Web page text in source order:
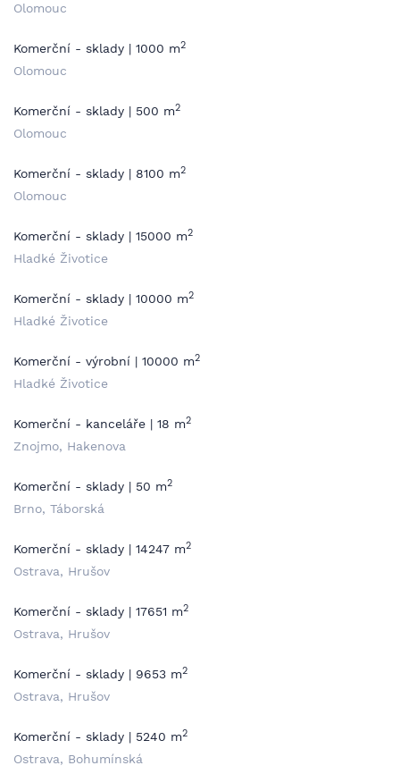
Olomouc
Komerční - sklady | 1000 m2
Olomouc
Komerční - sklady | 500 m2
Olomouc
Komerční - sklady | 8100 m2
Olomouc
Komerční - sklady | 15000 m2
Hladké Životice
Komerční - sklady | 10000 m2
Hladké Životice
Komerční - výrobní | 10000 m2
Hladké Životice
Komerční - kanceláře | 18 m2
Znojmo, Hakenova
Komerční - sklady | 50 m2
Brno, Táborská
Komerční - sklady | 14247 m2
Ostrava, Hrušov
Komerční - sklady | 17651 m2
Ostrava, Hrušov
Komerční - sklady | 9653 m2
Ostrava, Hrušov
Komerční - sklady | 5240 m2
Ostrava, Bohumínská